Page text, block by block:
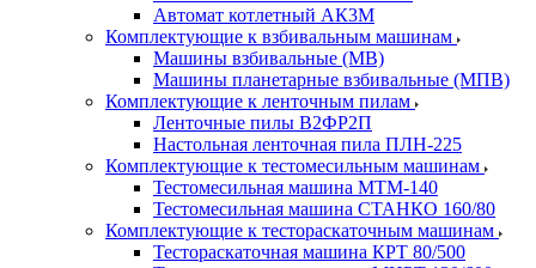
Автомат котлетный АК3М
Комплектующие к взбивальным машинам
Машины взбивальные (МВ)
Машины планетарные взбивальные (МПВ)
Комплектующие к ленточным пилам
Ленточные пилы В2ФР2П
Настольная ленточная пила ПЛН-225
Комплектующие к тестомесильным машинам
Тестомесильная машина МТМ-140
Тестомесильная машина СТАНКО 160/80
Комплектующие к тестораскаточным машинам
Тестораскаточная машина КРТ 80/500